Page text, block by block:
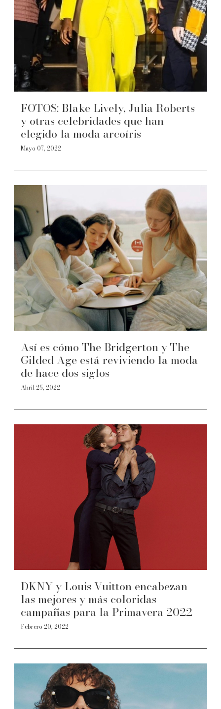
FOTOS: Blake Lively, Julia Roberts
y otras celebridades que han
elegido la moda arcoíris
Mayo 07, 2022
Así es cómo The Bridgerton y The
Gilded Age está reviviendo la moda
de hace dos siglos
Abril 25, 2022
DKNY y Louis Vuitton encabezan
las mejores y más coloridas
campañas para la Primavera 2022
Febrero 20, 2022